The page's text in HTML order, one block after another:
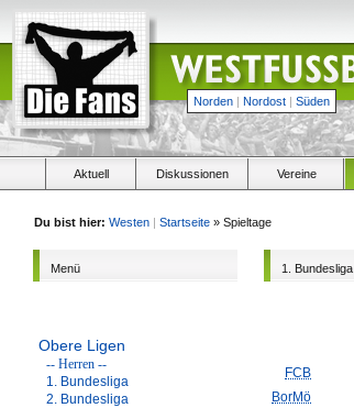
Norden | Nordost | Süden
Aktuell Diskussionen Vereine
Du bist hier: Westen | Startseite » Spieltage
Menü
Obere Ligen
-- Herren --
1. Bundesliga
2. Bundesliga
1. Bundesliga
FCB
BorMö